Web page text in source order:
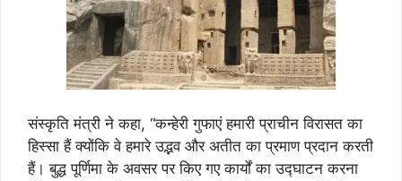
संस्‍कृति मंत्री ने कहा, “कन्हेरी गुफाएं हमारी प्राचीन विरासत का
हिस्सा हैं क्योंकि वे हमारे उद्भव और अतीत का प्रमाण प्रदान करती
हैं। बुद्ध पूर्णिमा के अवसर पर किए गए कार्यों का उद्घाटन करना